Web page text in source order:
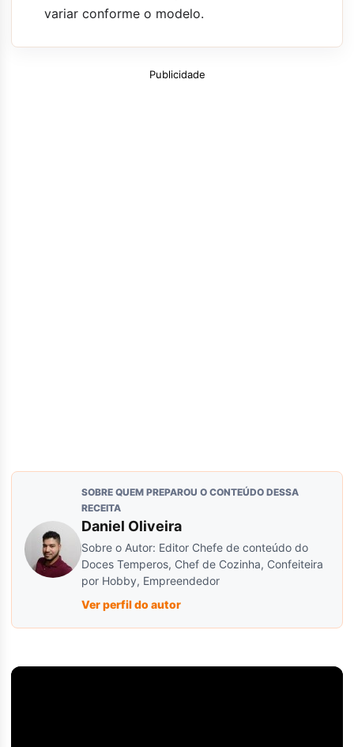
variar conforme o modelo.
Publicidade
SOBRE QUEM PREPAROU O CONTEÚDO DESSA
RECEITA
Daniel Oliveira
Sobre o Autor: Editor Chefe de conteúdo do
Doces Temperos, Chef de Cozinha, Confeiteira
por Hobby, Empreendedor
Ver perfil do autor